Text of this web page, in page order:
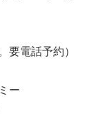
要電話予約）
ー